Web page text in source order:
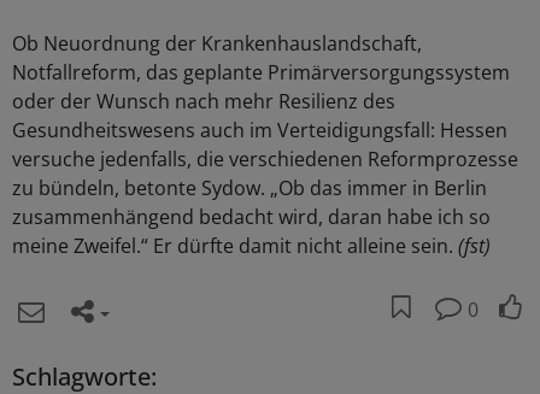
Ob Neuordnung der Krankenhauslandschaft,
Notfallreform, das geplante Primärversorgungssystem
oder der Wunsch nach mehr Resilienz des
Gesundheitswesens auch im Verteidigungsfall: Hessen
versuche jedenfalls, die verschiedenen Reformprozesse
zu bündeln, betonte Sydow. „Ob das immer in Berlin
zusammenhängend bedacht wird, daran habe ich so
meine Zweifel.“ Er dürfte damit nicht alleine sein. (fst)
0
Schlagworte: